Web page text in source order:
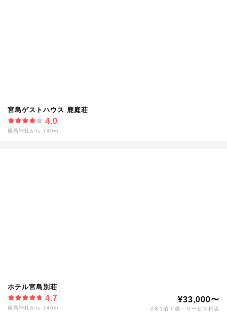
宮島ゲストハウス 鹿庭荘
4.0
厳島神社から 740m
ホテル宮島別荘
4.7
厳島神社から 740m
¥33,000〜
2名1泊 / 税・サービス料込